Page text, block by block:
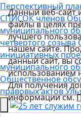
Перспективный
СПИСОК членов
муниципального
четвертого созыва
инициативных
муниципального
Общественное
правовых актов
Данный веб-сайт
файлы в целях
лучшего
нашем сайте.
данный сайт, вы
использованием
Для получения
информации см.